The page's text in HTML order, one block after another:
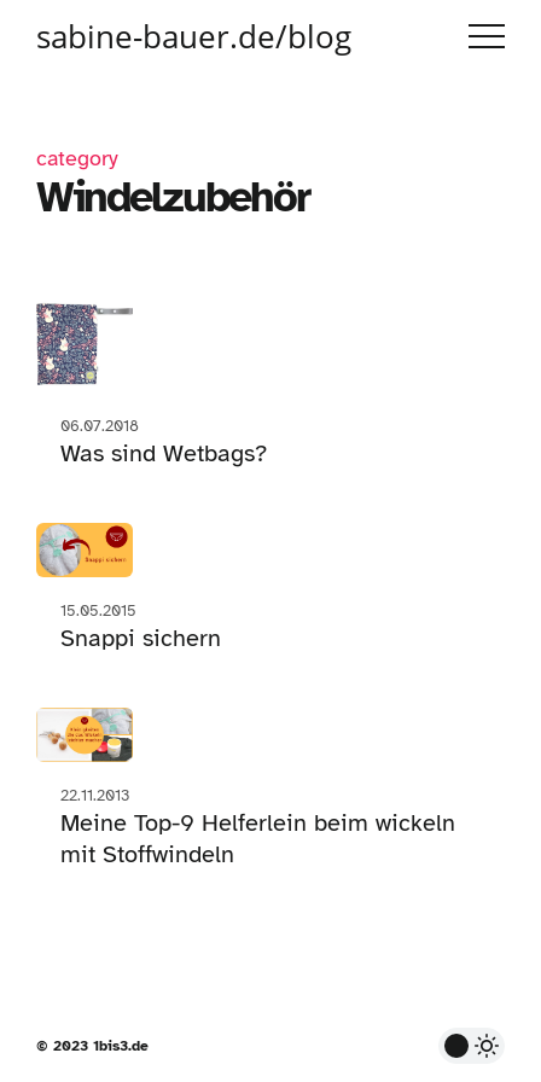
sabine-bauer.de/blog
category
Windelzubehör
06.07.2018
Was sind Wetbags?
15.05.2015
Snappi sichern
22.11.2013
Meine Top-9 Helferlein beim wickeln
mit Stoffwindeln
© 2023 1bis3.de